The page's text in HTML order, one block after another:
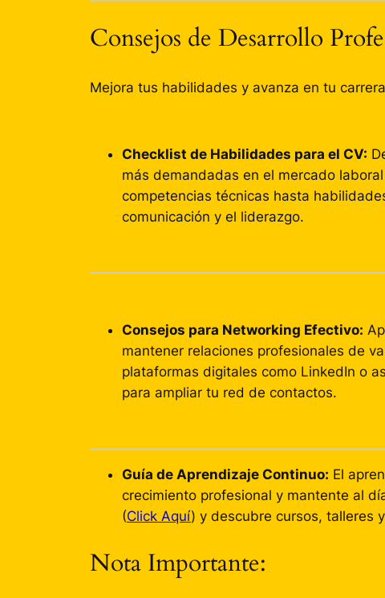
Consejos de Desarrollo
Mejora tus habilidades y avanza en tu
Checklist de Habilidades para el CV:
más demandadas en el mercado
competencias técnicas hasta
comunicación y el liderazgo.
Consejos para Networking Efectivo:
mantener relaciones profesionales de
plataformas digitales como LinkedIn o
para ampliar tu red de contactos.
Guía de Aprendizaje Continuo: El
crecimiento profesional y mantente al
(Click Aquí) y descubre cursos, talleres
Nota Importante: